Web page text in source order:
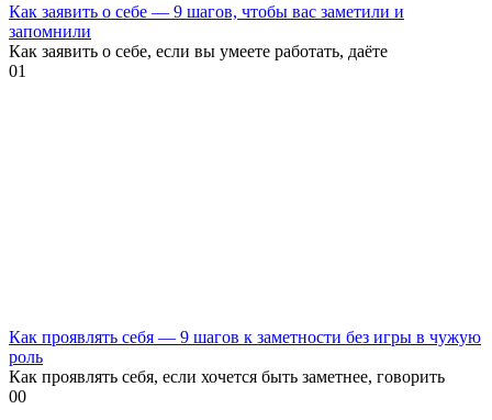
Как заявить о себе — 9 шагов, чтобы вас заметили и
запомнили
Как заявить о себе, если вы умеете работать, даёте
01
Как проявлять себя — 9 шагов к заметности без игры в чужую
роль
Как проявлять себя, если хочется быть заметнее, говорить
00